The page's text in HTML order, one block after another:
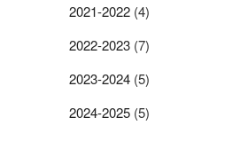
2021-2022 (4)
2022-2023 (7)
2023-2024 (5)
2024-2025 (5)